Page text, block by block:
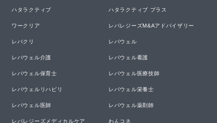
ハタラクティブ ハタラクティブ プラス
ワークリア レバレジーズM&Aアドバイザリー
レバクリ レバウェル
レバウェル介護 レバウェル看護
レバウェル保育士 レバウェル医療技師
レバウェルリハビリ レバウェル栄養士
レバウェル医師 レバウェル薬剤師
レバレジーズメディカルケア わんコネ